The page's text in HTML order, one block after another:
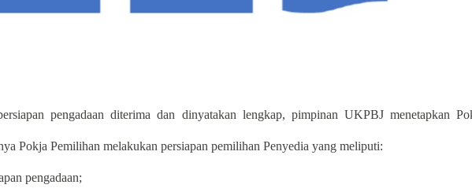
pengadaan diterima dan dinyatakan lengkap, pimpinan UKPBJ menetapkan
Pokja Pemilihan melakukan persiapan pemilihan Penyedia yang meliputi:
pengadaan;